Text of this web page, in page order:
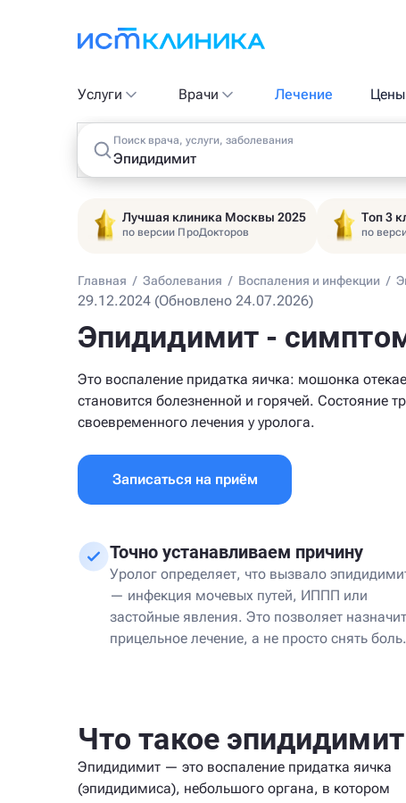
Услуги Врачи Лечение Цены
Поиск врача, услуги, заболевания
Лучшая клиника Москвы 2025
по версии ПроДокторов
Топ 3
по
Главная / Заболевания / Воспаления и инфекции /
29.12.2024 (Обновлено 24.07.2026)
Эпидидимит -
Это воспаление придатка яичка: мошонка
становится болезненной и горячей. Состояние
своевременного лечения у уролога.
Записаться на приём
Точно устанавливаем причину
Уролог определяет, что вызвало
— инфекция мочевых путей, ИППП или
застойные явления. Это позволяет
прицельное лечение, а не просто снять боль.
Что такое эпидидимит
Эпидидимит — это воспаление придатка яичка
(эпидидимиса), небольшого органа, в котором